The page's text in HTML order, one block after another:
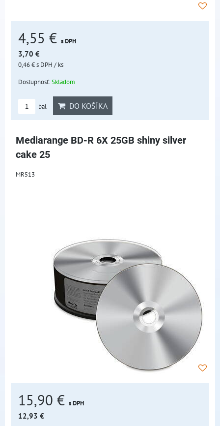
4,55 € s DPH
3,70 €
0,46 €s DPH / ks
Dostupnosť:Skladom
bal DO KOŠÍKA
Mediarange BD-R 6X 25GB shiny silver
cake 25
MR513
15,90 € s DPH
12,93 €